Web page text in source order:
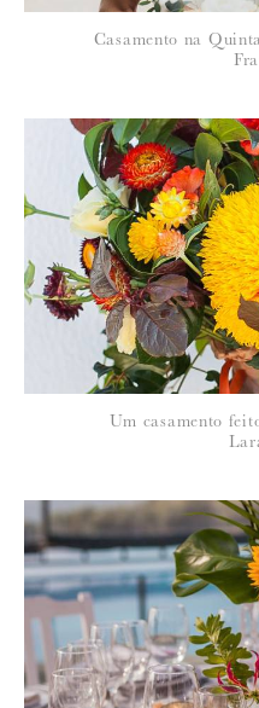
Para saber como tratamos e
política de privacidade
Casamento na
Um casamento